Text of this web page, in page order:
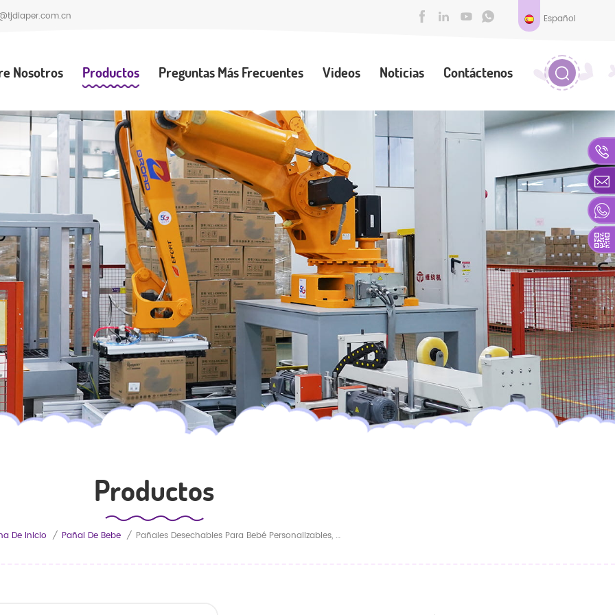
Español
Nosotros Productos Preguntas Más Frecuentes Videos Noticias Contáctenos
Productos
De Inicio / Pañal De Bebe / Pañales Desechables Para Bebé Personalizables, Súper Absorbentes, Transpirables Y Suaves, Precio Al Por Mayor.